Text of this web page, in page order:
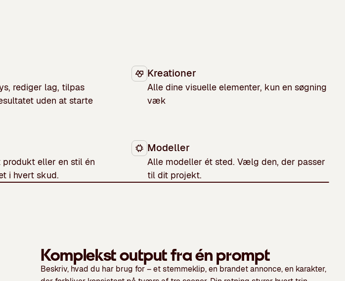
rediger lag, tilpas
uden at starte
Kreationer
Alle dine visuelle elementer, kun en søgning
væk
eller en stil én
i hvert skud.
Modeller
Alle modeller ét sted. Vælg den, der passer
til dit projekt.
Komplekst output fra én prompt
Beskriv, hvad du har brug for – et stemmeklip, en brandet annonce, en karakter,